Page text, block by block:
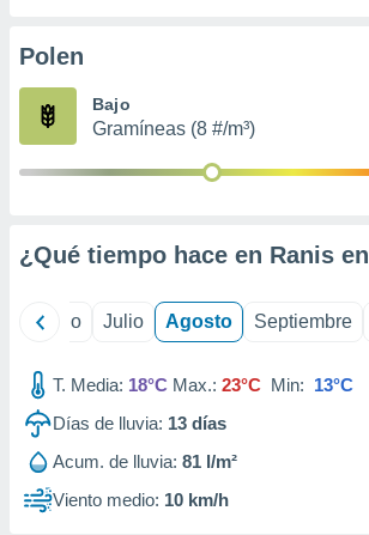
e
mediante
de
Polen
Bajo
Gramíneas (8 #/m³)
¿Qué tiempo hace en Ranis en
Junio Julio Agosto Septiembre
T. Media: 18°C Max.: 23°C Min: 13°C
Días de lluvia: 13 días
Acum. de lluvia: 81 l/m²
Viento medio: 10 km/h